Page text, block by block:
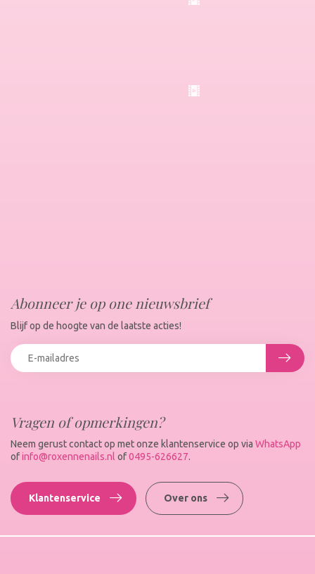
Vragen of opmerkingen?
Neem gerust contact op met onze klantenservice op via WhatsApp
ofinfo@roxennenails.nl of0495-626627.
Klantenservice Over ons
Abonneer je op one nieuwsbrief
Blijf op de hoogte van de laatste acties!